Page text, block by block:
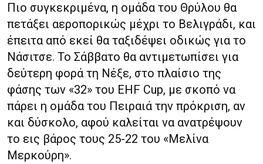
Πιο συγκεκριμένα, η ομάδα του Θρύλου θα
πετάξει αεροπορικώς μέχρι το Βελιγράδι, και
έπειτα από εκεί θα ταξιδέψει οδικώς για το
Νάσιτσε. Το Σάββατο θα αντιμετωπίσει για
δεύτερη φορά τη Νέξε, στο πλαίσιο της
φάσης των «32» του EHF Cup, με σκοπό να
πάρει η ομάδα του Πειραιά την πρόκριση, αν
και δύσκολο, αφού καλείται να ανατρέψουν
το εις βάρος τους 25-22 του «Μελίνα
Μερκούρη».